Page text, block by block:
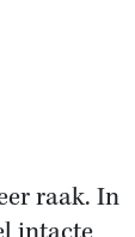
raak. In